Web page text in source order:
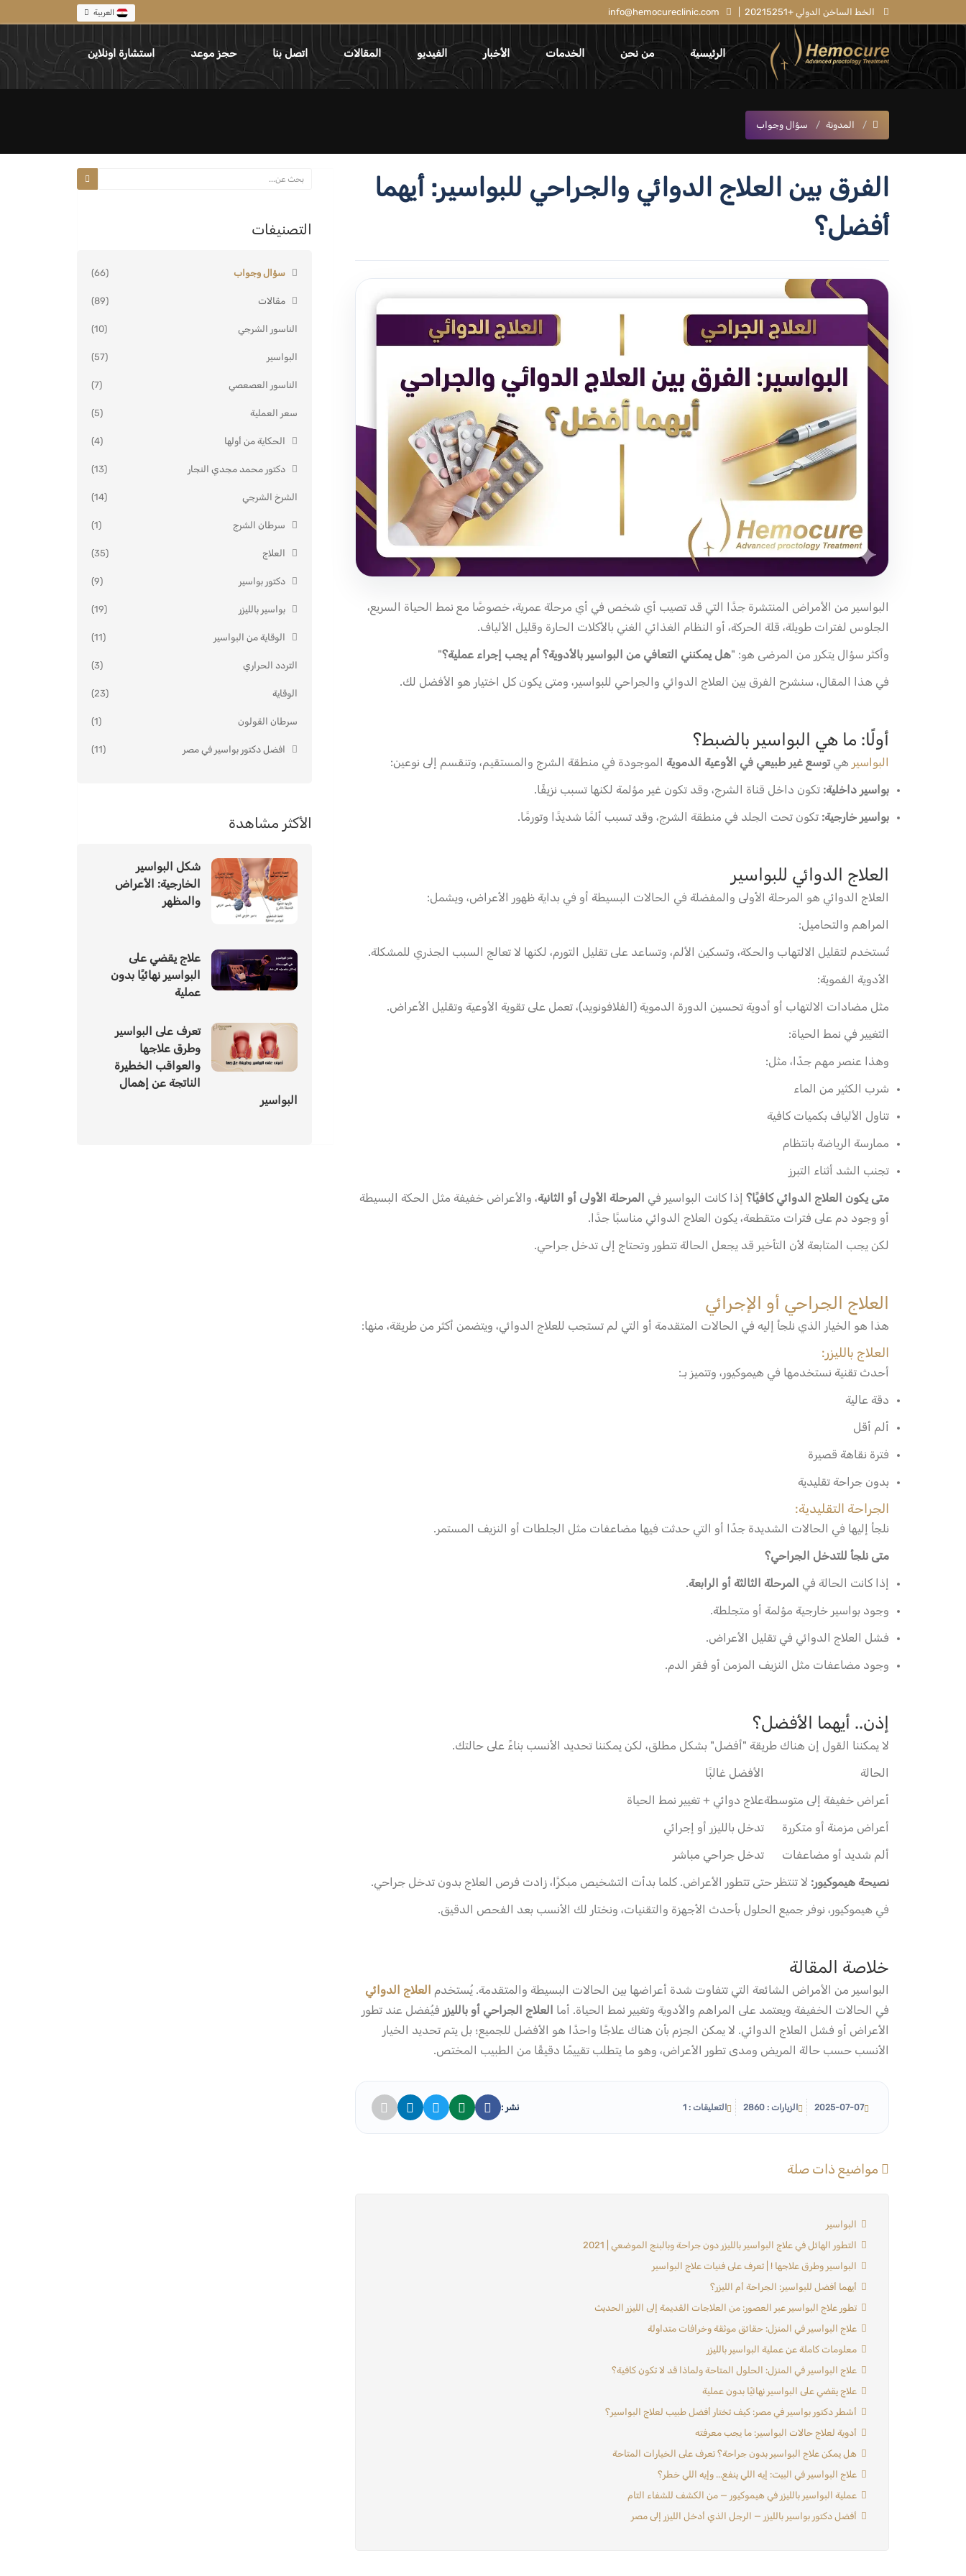
info@hemocureclinic.com
الرئيسية من نحن الخدمات الأخبار الفيديو المقالات اتصل بنا حجز موعد استشارة اونلاين
المدونة سؤال وجواب
الفرق بين العلاج الدوائي والجراحي للبواسير: أيهما
أفضل؟
البواسير من الأمراض المنتشرة جدًا التي قد تصيب أي شخص في أي مرحلة عمرية، خصوصًا مع نمط الحياة السريع،
الجلوس لفترات طويلة، قلة الحركة، أو النظام الغذائي الغني بالأكلات الحارة وقليل الألياف.
وأكثر سؤال يتكرر من المرضى هو: "هل يمكنني التعافي من البواسير بالأدوية؟ أم يجب إجراء عملية؟"
في هذا المقال، سنشرح الفرق بين العلاج الدوائي والجراحي للبواسير، ومتى يكون كل اختيار هو الأفضل لك.
أولًا: ما هي البواسير بالضبط؟
البواسير هيتوسع غير طبيعي في الأوعية الدموية الموجودة في منطقة الشرج والمستقيم، وتنقسم إلى نوعين:
بواسير داخلية: تكون داخل قناة الشرج، وقد تكون غير مؤلمة لكنها تسبب نزيفًا.
بواسير خارجية: تكون تحت الجلد في منطقة الشرج، وقد تسبب ألمًا شديدًا وتورمًا.
العلاج الدوائي للبواسير
العلاج الدوائي هو المرحلة الأولى والمفضلة في الحالات البسيطة أو في بداية ظهور الأعراض، ويشمل:
المراهم والتحاميل:
تُستخدم لتقليل الالتهاب والحكة، وتسكين الألم، وتساعد على تقليل التورم، لكنها لا تعالج السبب الجذري للمشكلة.
الأدوية الفموية:
مثل مضادات الالتهاب أو أدوية تحسين الدورة الدموية (الفلافونويد)، تعمل على تقوية الأوعية وتقليل الأعراض.
التغيير في نمط الحياة:
وهذا عنصر مهم جدًا، مثل:
شرب الكثير من الماء
تناول الألياف بكميات كافية
ممارسة الرياضة بانتظام
تجنب الشد أثناء التبرز
متى يكون العلاج الدوائي كافيًا؟ إذا كانت البواسير في المرحلة الأولى أو الثانية، والأعراض خفيفة مثل الحكة البسيطة
أو وجود دم على فترات متقطعة، يكون العلاج الدوائي مناسبًا جدًا.
لكن يجب المتابعة لأن التأخير قد يجعل الحالة تتطور وتحتاج إلى تدخل جراحي.
العلاج الجراحي أو الإجرائي
هذا هو الخيار الذي نلجأ إليه في الحالات المتقدمة أو التي لم تستجب للعلاج الدوائي، ويتضمن أكثر من طريقة، منها:
العلاج بالليزر:
أحدث تقنية نستخدمها في هيموكيور، وتتميز بـ:
دقة عالية
ألم أقل
فترة نقاهة قصيرة
بدون جراحة تقليدية
الجراحة التقليدية:
نلجأ إليها في الحالات الشديدة جدًا أو التي حدثت فيها مضاعفات مثل الجلطات أو النزيف المستمر.
متى نلجأ للتدخل الجراحي؟
إذا كانت الحالة في المرحلة الثالثة أو الرابعة.
وجود بواسير خارجية مؤلمة أو متجلطة.
فشل العلاج الدوائي في تقليل الأعراض.
وجود مضاعفات مثل النزيف المزمن أو فقر الدم.
إذن.. أيهما الأفضل؟
لا يمكننا القول إن هناك طريقة "أفضل" بشكل مطلق، لكن يمكننا تحديد الأنسب بناءً على حالتك.
الحالة
الأفضل غالبًا
أعراض خفيفة إلى متوسطةعلاج دوائي + تغيير نمط الحياة
أعراض مزمنة أو متكررة
تدخل بالليزر أو إجرائي
ألم شديد أو مضاعفات
تدخل جراحي مباشر
نصيحة هيموكيور: لا تنتظر حتى تتطور الأعراض. كلما بدأت التشخيص مبكرًا، زادت فرص العلاج بدون تدخل جراحي.
في هيموكيور، نوفر جميع الحلول بأحدث الأجهزة والتقنيات، ونختار لك الأنسب بعد الفحص الدقيق.
خلاصة المقالة
البواسير من الأمراض الشائعة التي تتفاوت شدة أعراضها بين الحالات البسيطة والمتقدمة. يُستخدم العلاج الدوائي
في الحالات الخفيفة ويعتمد على المراهم والأدوية وتغيير نمط الحياة. أما العلاج الجراحي أو بالليزر فيُفضل عند تطور
الأعراض أو فشل العلاج الدوائي. لا يمكن الجزم بأن هناك علاجًا واحدًا هو الأفضل للجميع؛ بل يتم تحديد الخيار
الأنسب حسب حالة المريض ومدى تطور الأعراض، وهو ما يتطلب تقييمًا دقيقًا من الطبيب المختص.
2025-07-07 الزيارات : 2860 التعليقات : 1 نشر :
مواضيع ذات صلة
البواسير
التطور الهائل في علاج البواسير بالليزر دون جراحة وبالبنج الموضعي | 2021
البواسير وطرق علاجها ! | تعرف على فنيات علاج البواسير
أيهما أفضل للبواسير: الجراحة أم الليزر؟
تطور علاج البواسير عبر العصور: من العلاجات القديمة إلى الليزر الحديث
علاج البواسير في المنزل: حقائق موثقة وخرافات متداولة
معلومات كاملة عن عملية البواسير بالليزر
علاج البواسير في المنزل: الحلول المتاحة ولماذا قد لا تكون كافية؟
علاج يقضي على البواسير نهائيًا بدون عملية
أشطر دكتور بواسير في مصر: كيف تختار أفضل طبيب لعلاج البواسير؟
أدوية لعلاج حالات البواسير: ما يجب معرفته
هل يمكن علاج البواسير بدون جراحة؟ تعرف على الخيارات المتاحة
علاج البواسير في البيت: إيه اللي ينفع... وإيه اللي خطر؟
عملية البواسير بالليزر في هيموكيور — من الكشف للشفاء التام
أفضل دكتور بواسير بالليزر — الرجل الذي أدخل الليزر إلى مصر
التصنيفات
سؤال وجواب (66)
مقالات (89)
الناسور الشرجي (10)
البواسير (57)
الناسور العصعصي (7)
سعر العملية (5)
الحكاية من أولها (4)
دكتور محمد مجدي النجار (13)
الشرخ الشرجي (14)
سرطان الشرج (1)
العلاج (35)
دكتور بواسير (9)
بواسير بالليزر (19)
الوقاية من البواسير (11)
التردد الحراري (3)
الوقاية (23)
سرطان القولون (1)
افضل دكتور بواسير في مصر (11)
الأكثر مشاهدة
شكل البواسير
الخارجية: الأعراض
والمظهر
علاج يقضي على
البواسير نهائيًا بدون
عملية
تعرف على البواسير
وطرق علاجها
والعواقب الخطيرة
الناتجة عن إهمال
البواسير